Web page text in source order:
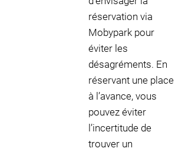
réservation via
Mobypark pour
éviter les
désagréments. En
réservant une place
à l’avance, vous
pouvez éviter
l’incertitude de
trouver un